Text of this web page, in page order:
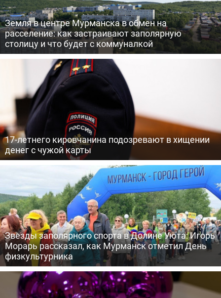
Земля в центре Мурманска в обмен на
расселение: как застраивают заполярную
столицу и что будет с коммуналкой
17-летнего кировчанина подозревают в хищении
денег с чужой карты
Звезды заполярного спорта в Долине Уюта: Игорь
Морарь рассказал, как Мурманск отметил День
физкультурника